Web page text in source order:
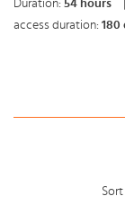
Duration: 54 hours
access duration: 180
Sort